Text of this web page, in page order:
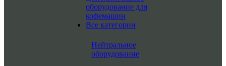
оборудование для
кофемашин
Все категории
Нейтральное
оборудование